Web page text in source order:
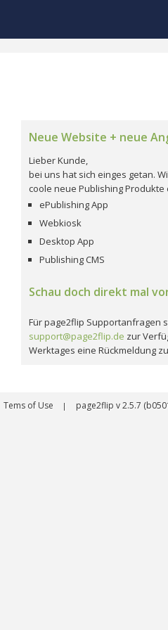
Neue Website + neue
Lieber Kunde,
bei uns hat sich einges getan.
coole neue Publishing Produkte
ePublishing App
Webkiosk
Desktop App
Publishing CMS
Schau doch direkt mal
Für page2flip Supportanfragen
support@page2flip.de zur
Werktages eine Rückmeldung
Tems of Use | page2flip v 2.5.7